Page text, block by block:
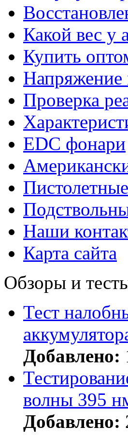
Какой вес у
Купить
Напряжение
Проверка
EDC фонари
Наши
Карта сайта
Обзоры и
Тест
Добавлено:
волны 395
Добавлено: